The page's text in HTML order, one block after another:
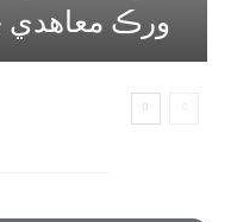
ورڪ معاهدي